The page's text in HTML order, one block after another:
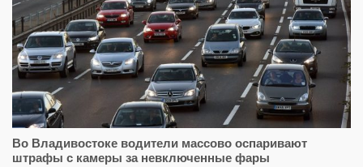
Во Владивостоке водители массово оспаривают
штрафы с камеры за невключенные фары